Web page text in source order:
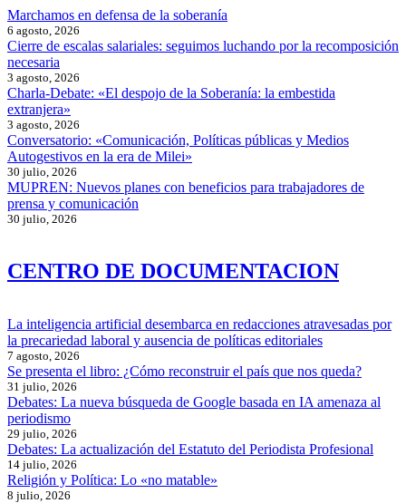
Marchamos en defensa de la soberanía
6 agosto, 2026
Cierre de escalas salariales: seguimos luchando por la recomposición
necesaria
3 agosto, 2026
Charla-Debate: «El despojo de la Soberanía: la embestida
extranjera»
3 agosto, 2026
Conversatorio: «Comunicación, Políticas públicas y Medios
Autogestivos en la era de Milei»
30 julio, 2026
MUPREN: Nuevos planes con beneficios para trabajadores de
prensa y comunicación
30 julio, 2026
CENTRO DE DOCUMENTACION
La inteligencia artificial desembarca en redacciones atravesadas por
la precariedad laboral y ausencia de políticas editoriales
7 agosto, 2026
Se presenta el libro: ¿Cómo reconstruir el país que nos queda?
31 julio, 2026
Debates: La nueva búsqueda de Google basada en IA amenaza al
periodismo
29 julio, 2026
Debates: La actualización del Estatuto del Periodista Profesional
14 julio, 2026
Religión y Política: Lo «no matable»
8 julio, 2026